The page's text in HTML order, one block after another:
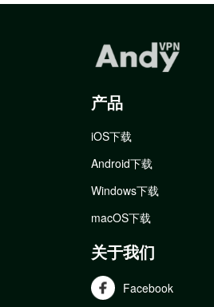
产品
iOS下载
Android下载
Windows下载
macOS下载
关于我们
Facebook